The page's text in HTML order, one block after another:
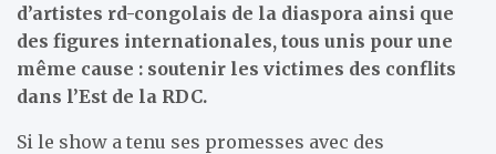
d’artistes rd-congolais de la diaspora ainsi que
des figures internationales, tous unis pour une
même cause : soutenir les victimes des conflits
dans l’Est de la RDC.
Si le show a tenu ses promesses avec des